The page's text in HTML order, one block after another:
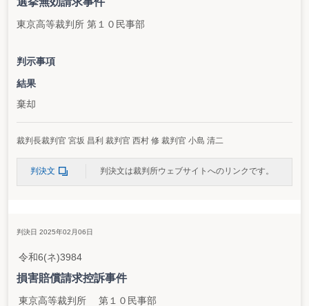
東京高等裁判所 第１０民事部
判示事項
結果
棄却
裁判長裁判官 宮坂 昌利 裁判官 西村 修 裁判官 小島 清二
判決文 判決文は裁判所ウェブサイトへのリンクです。
判決日 2025年02月06日
令和6(ネ)3984
損害賠償請求控訴事件
東京高等裁判所 第１０民事部